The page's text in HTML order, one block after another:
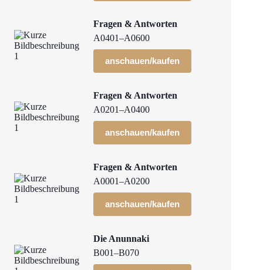
Fragen & Antworten
A0401–A0600
anschauen/kaufen
Fragen & Antworten
A0201–A0400
anschauen/kaufen
Fragen & Antworten
A0001–A0200
anschauen/kaufen
Die Anunnaki
B001–B070